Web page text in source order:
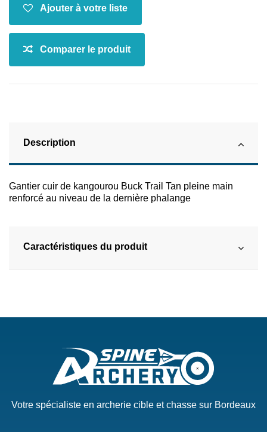
Description
Gantier cuir de kangourou Buck Trail Tan pleine main
renforcé au niveau de la dernière phalange
Caractéristiques du produit
Votre spécialiste en archerie cible et chasse sur Bordeaux